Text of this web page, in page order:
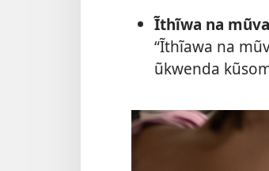
Ĩthĩwa na
“Ĩthĩawa na
ũkwenda